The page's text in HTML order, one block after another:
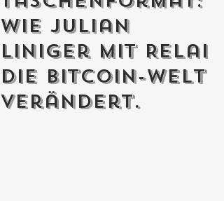
Wie Julian
Liniger mit Relai
die Bitcoin-Welt
verändert.